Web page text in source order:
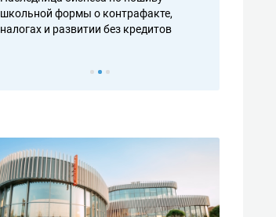
школьной формы о контрафакте,
налогах и развитии без кредитов